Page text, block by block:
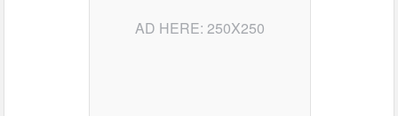
AD HERE: 250X250